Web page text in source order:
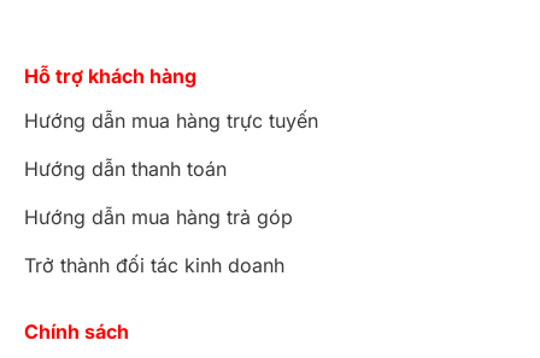
Hỗ trợ khách hàng
Hướng dẫn mua hàng trực tuyến
Hướng dẫn thanh toán
Hướng dẫn mua hàng trả góp
Trở thành đối tác kinh doanh
Chính sách